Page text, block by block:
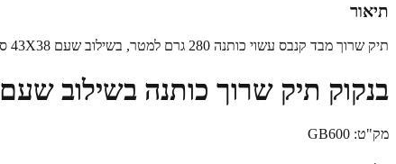
תיאור
תיק שרוך מבד קנבס עשוי כותנה 280 גרם למטר, בשילוב שעם 43X38 ס"מ
בנקוק תיק שרוך כותנה בשילוב שעם
מק"ט: GB600